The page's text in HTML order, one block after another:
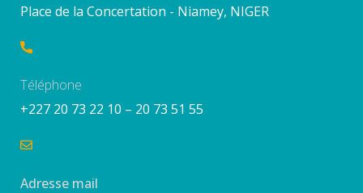
Place de la Concertation - Niamey, NIGER
Téléphone
+227 20 73 22 10 – 20 73 51 55
Adresse mail